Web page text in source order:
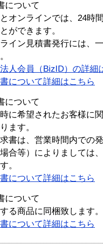
について
オンラインでは、24時
ができます。
イン見積書発行には、
人会員（BizID）の詳細
について詳細はこちら
について
に希望されたお客様に
ます。
書は、営業時間内での
合等）によりましては
。
について詳細はこちら
について
る商品に同梱致します。
について詳細はこちら